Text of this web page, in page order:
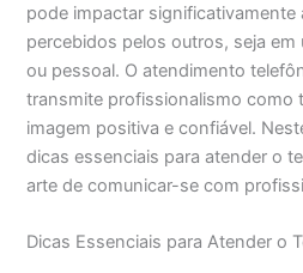
pode impactar
percebidos pelos outros, seja
ou pessoal. O atendimento
transmite profissionalismo como
imagem positiva e confiável.
dicas essenciais para atender o
arte de comunicar-se com
Dicas Essenciais para Atender o